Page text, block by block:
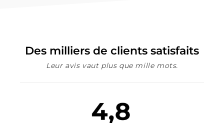
Des milliers de clients satisfaits
Leur avis vaut plus que mille mots.